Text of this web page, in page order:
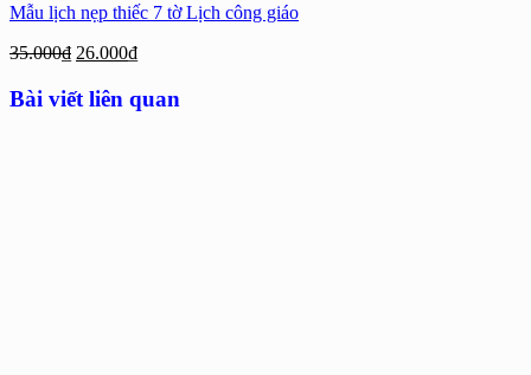
Mẫu lịch nẹp thiếc 7 tờ Lịch công giáo
35.000₫ Giá
là:
35.000₫.
26.000₫Giá
tại
là:
Bài viết liên quan